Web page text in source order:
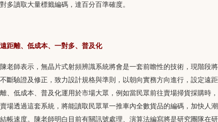
對多讀取大量標籤編碼，達百分百準確度。
遠距離、低成本、一對多、普及化
陳老師表示，無晶片式射頻辨識系統將會是一套前瞻性的技術，現階段將
不斷驗證及修正，致力設計規格與準則，以朝向實務方向進行，設定遠距
離、低成本、普及化運用於市場大眾，例如當民眾前往賣場掃貨採購時，
賣場透過這套系統，將能讀取民眾單一推車內全數貨品的編碼，加快人潮
結帳速度。陳老師明白目前有關訊號處理、演算法編寫將是研究團隊在研